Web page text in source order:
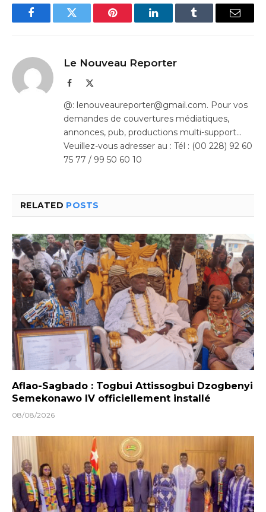
FacebookTwitter Pinterest LinkedInTumblr Email
Le Nouveau Reporter
Facebook
@: lenouveaureporter@gmail.com. Pour vos
demandes de couvertures médiatiques,
annonces, pub, productions multi-support…
Veuillez-vous adresser au : Tél : (00 228) 92 60
75 77 / 99 50 60 10
RELATED POSTS
Aflao-Sagbado : Togbui Attissogbui Dzogbenyi
Semekonawo IV officiellement installé
08/08/2026